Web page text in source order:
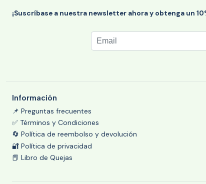
¡Suscríbase a nuestra newsletter ahora y obtenga un
Información
📌 Preguntas frecuentes
✅ Términos y Condiciones
🔄 Política de reembolso y devolución
🔐 Política de privacidad
📕 Libro de Quejas